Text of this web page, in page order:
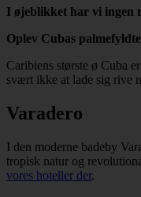
I øjeblikket har vi ingen
Oplev Cubas
Caribiens største ø Cuba
svært ikke at lade sig rive
Varadero
I den moderne badeby
tropisk natur og
vores hoteller der.